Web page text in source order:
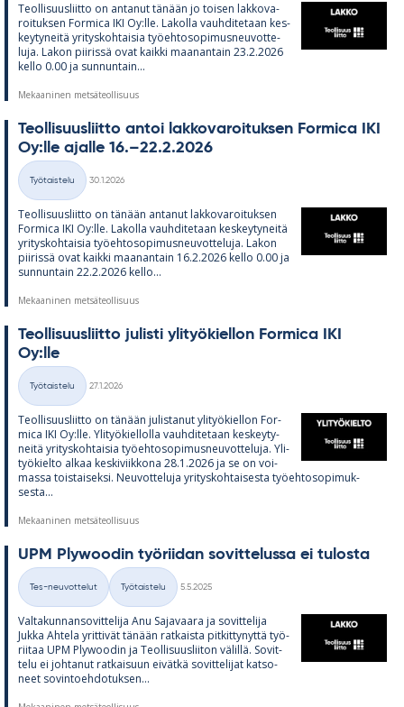
Teol­li­suus­liitto on an­ta­nut tä­nään jo toi­sen lak­ko­va­
roi­tuk­sen For­mica IKI Oy:lle. La­kolla vauh­di­te­taan kes­
key­ty­neitä yri­tys­koh­tai­sia työ­eh­to­so­pi­mus­neu­vot­te­
luja. La­kon pii­rissä ovat kaikki maa­nan­tain 23.2.2026
kello 0.00 ja sun­nun­tain...
Mekaaninen metsäteollisuus
Teol­li­suus­liitto an­toi lak­ko­va­roi­tuk­sen For­mica IKI
Oy:lle ajalle 16.–22.2.2026
Kategoriat
Työtaistelu
30.1.2026
Teol­li­suus­liitto on tä­nään an­ta­nut lak­ko­va­roi­tuk­sen
For­mica IKI Oy:lle. La­kolla vauh­di­te­taan kes­key­ty­neitä
yri­tys­koh­tai­sia työ­eh­to­so­pi­mus­neu­vot­te­luja. La­kon
pii­rissä ovat kaikki maa­nan­tain 16.2.2026 kello 0.00 ja
sun­nun­tain 22.2.2026 kello...
Mekaaninen metsäteollisuus
Teol­li­suus­liitto ju­listi yli­työ­kiel­lon For­mica IKI
Oy:lle
Kategoriat
Työtaistelu
27.1.2026
Teol­li­suus­liitto on tä­nään ju­lis­ta­nut yli­työ­kiel­lon For­
mica IKI Oy:lle. Yli­työ­kiel­lolla vauh­di­te­taan kes­key­ty­
neitä yri­tys­koh­tai­sia työ­eh­to­so­pi­mus­neu­vot­te­luja. Yli­
työ­kielto al­kaa kes­ki­viik­kona 28.1.2026 ja se on voi­
massa tois­tai­seksi. Neu­vot­te­luja yri­tys­koh­tai­sesta työ­eh­to­so­pi­muk­
sesta...
Mekaaninen metsäteollisuus
UPM Plywoo­din työ­rii­dan so­vit­te­lussa ei tu­los­ta
Kategoriat
Tes-neuvottelut Työtaistelu
5.5.2025
Val­ta­kun­nan­so­vit­te­lija Anu Sa­ja­vaara ja so­vit­te­lija
Jukka Ah­tela yrit­ti­vät tä­nään rat­kaista pit­kit­ty­nyttä työ­
rii­taa UPM Plywoo­din ja Teol­li­suus­lii­ton vä­lillä. So­vit­
telu ei joh­ta­nut rat­kai­suun ei­vätkä so­vit­te­li­jat kat­so­
neet so­vin­toeh­do­tuk­sen...